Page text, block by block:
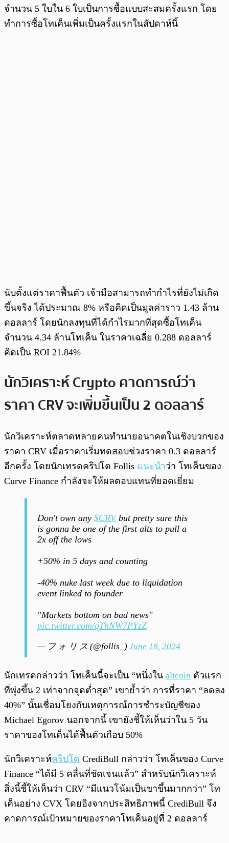
จำนวน 5 ใบใน 6 ใบเป็นการซื้อแบบสะสมครั้งแรก โดย
ทำการซื้อโทเค็นเพิ่มเป็นครั้งแรกในสัปดาห์นี้
นับตั้งแต่ราคาฟื้นตัว เจ้ามือสามารถทำกำไรที่ยังไม่เกิด
ขึ้นจริง ได้ประมาณ 8% หรือคิดเป็นมูลค่าราว 1.43 ล้าน
ดอลลาร์ โดยนักลงทุนที่ได้กำไรมากที่สุดซื้อโทเค็น
จำนวน 4.34 ล้านโทเค็น ในราคาเฉลี่ย 0.288 ดอลลาร์
คิดเป็น ROI 21.84%
นักวิเคราะห์ Crypto คาดการณ์ว่า
ราคา CRVจะเพิ่มขึ้นเป็น 2 ดอลลาร์
นักวิเคราะห์ตลาดหลายคนทำนายอนาคตในเชิงบวกของ
ราคา CRV เมื่อราคาเริ่มทดสอบช่วงราคา 0.3 ดอลลาร์
อีกครั้ง โดยนักเทรดคริปโต Follis แนะนำว่า โทเค็นของ
Curve Finance กำลังจะให้ผลตอบแทนที่ยอดเยี่ยม
Don't own any $CRVbut pretty sure this
is gonna be one of the first alts to pull a
2x off the lows
+50% in 5 days and counting
-40% nuke last week due to liquidation
event linked to founder
"Markets bottom on bad news"
pic.twitter.com/qThNW7PYzZ
— フ ォ リ ス (@follis_) June 18, 2024
นักเทรดกล่าวว่า โทเค็นนี้จะเป็น “หนึ่งใน altcoin ตัวแรก
ที่พุ่งขึ้น 2 เท่าจากจุดต่ำสุด” เขาย้ำว่า การที่ราคา “ลดลง
40%” นั้นเชื่อมโยงกับเหตุการณ์การชำระบัญชีของ
Michael Egorov นอกจากนี้ เขายังชี้ให้เห็นว่าใน 5 วัน
ราคาของโทเค็นได้ฟื้นตัวเกือบ 50%
นักวิเคราะห์คริปโต CrediBull กล่าวว่า โทเค็นของ Curve
Finance “ได้มี 5 คลื่นที่ชัดเจนแล้ว” สำหรับนักวิเคราะห์
สิ่งนี้ชี้ให้เห็นว่า CRV “มีแนวโน้มเป็นขาขึ้นมากกว่า” โท
เค็นอย่าง CVX โดยอิงจากประสิทธิภาพนี้ CrediBull จึง
คาดการณ์เป้าหมายของราคาโทเค็นอยู่ที่ 2 ดอลลาร์